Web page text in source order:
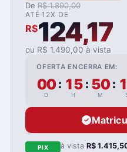
De R$ 1.890,00
ATÉ 12X DE
R$124,17
ou R$ 1.490,00 à vista
OFERTA ENCERRA EM:
00
D
: 15
H
: 50
M
:
PIX à vistaR$